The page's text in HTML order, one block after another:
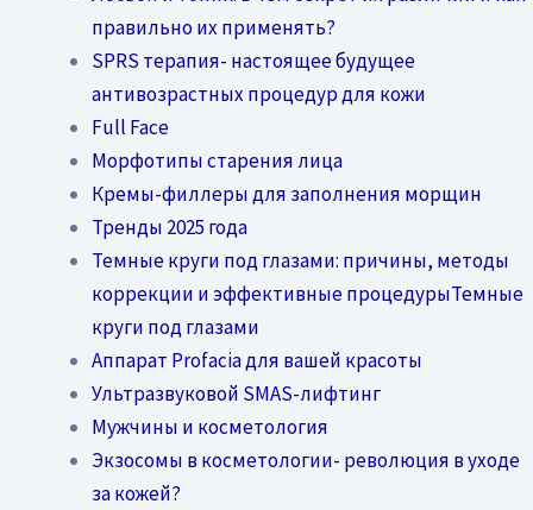
правильно их применять?
SPRS терапия- настоящее будущее
антивозрастных процедур для кожи
Full Face
Морфотипы старения лица
Кремы-филлеры для заполнения морщин
Тренды 2025 года
Темные круги под глазами: причины, методы
коррекции и эффективные процедурыТемные
круги под глазами
Аппарат Profacia для вашей красоты
Ультразвуковой SMAS-лифтинг
Мужчины и косметология
Экзосомы в косметологии- революция в уходе
за кожей?